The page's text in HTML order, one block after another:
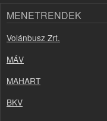
MENETRENDEK
Volánbusz Zrt.
MÁV
MAHART
BKV